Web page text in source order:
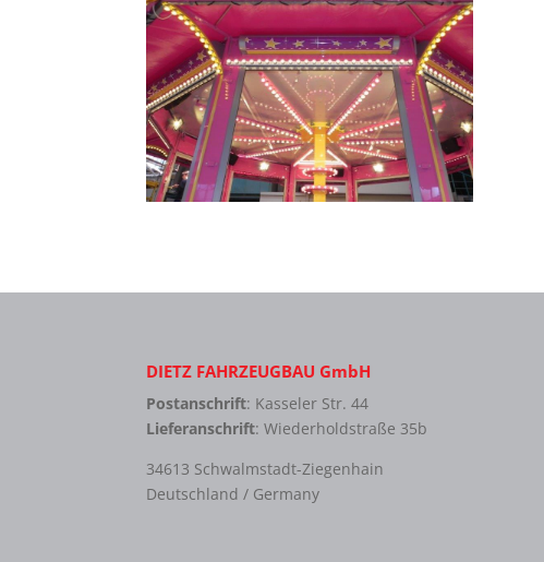
DIETZ FAHRZEUGBAU GmbH
Postanschrift: Kasseler Str. 44
Lieferanschrift: Wiederholdstraße 35b
34613 Schwalmstadt-Ziegenhain
Deutschland / Germany